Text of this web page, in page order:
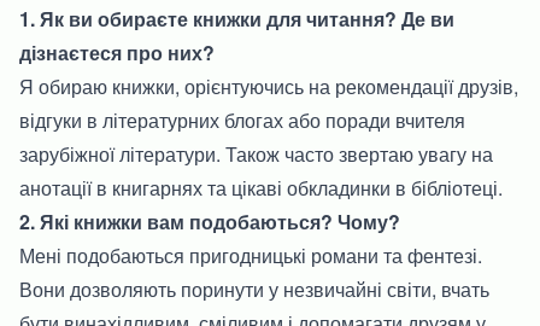
1. Як ви обираєте книжки для читання? Де ви
дізнаєтеся про них?
Я обираю книжки, орієнтуючись на рекомендації друзів,
відгуки в літературних блогах або поради вчителя
зарубіжної літератури. Також часто звертаю увагу на
анотації в книгарнях та цікаві обкладинки в бібліотеці.
2. Які книжки вам подобаються? Чому?
Мені подобаються пригодницькі романи та фентезі.
Вони дозволяють поринути у незвичайні світи, вчать